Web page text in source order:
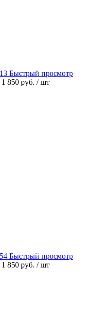
Быстрый просмотр
1 850 руб. / шт
Быстрый просмотр
1 850 руб. / шт